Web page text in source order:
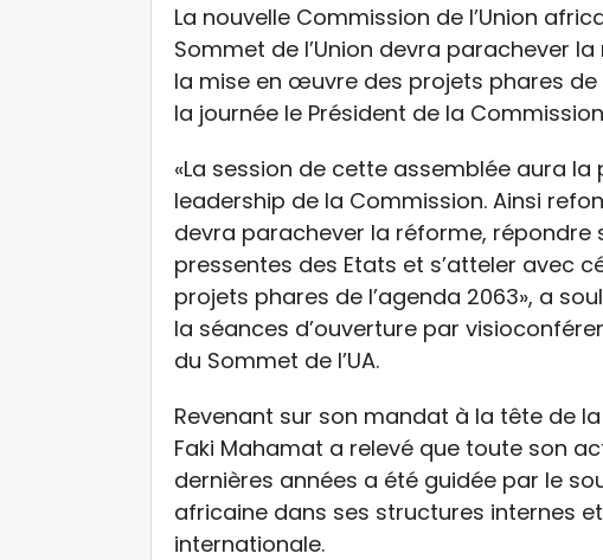
La nouvelle Commission de l’Union
Sommet de l’Union devra parachever
la mise en œuvre des projets phares
la journée le Président de la Commission
«La session de cette assemblée aura
leadership de la Commission. Ainsi
devra parachever la réforme, répondre
pressentes des Etats et s’atteler avec
projets phares de l’agenda 2063», a
la séances d’ouverture par
du Sommet de l’UA.
Revenant sur son mandat à la tête de
Faki Mahamat a relevé que toute son
dernières années a été guidée par le
africaine dans ses structures internes
internationale.